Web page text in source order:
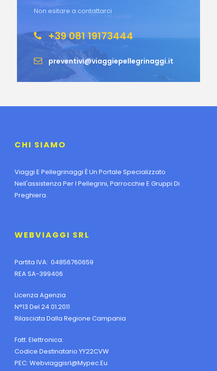
Non esitare a contattarci
+39 081 19173444
preventivi@viaggiepellegrinaggi.it
CHI SIAMO
Viaggi E Pellegrinaggi È Un Portale Specializzato
Nell'assistenza Per I Pellegrini, Parrocchie E Gruppi Di
Preghiera.
WEBVIAGGI SRL
Partita IVA: 04856760659
REA SA-399406
Licenza Agenzia
N°13 Del 24.01.2011
Rilasciata Dalla Regione Campania
Fatt. Elettronica:
Codice Destinatario YY22CVW
PEC: Webviaggisrl@mypec.eu